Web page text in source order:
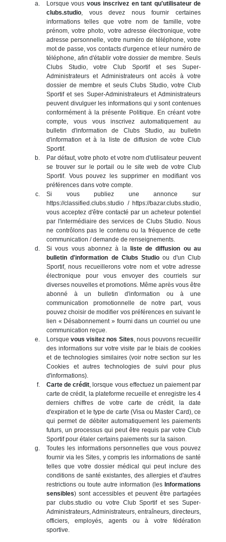
Lorsque vous vous inscrivez en tant qu'utilisateur de
clubs.studio, vous devez nous fournir certaines
informations telles que votre nom de famille, votre
prénom, votre photo, votre adresse électronique, votre
adresse personnelle, votre numéro de téléphone, votre
mot de passe, vos contacts d'urgence et leur numéro de
téléphone, afin d'établir votre dossier de membre. Seuls
Clubs Studio, votre Club Sportif et ses Super-
Administrateurs et Administrateurs ont accès à votre
dossier de membre et seuls Clubs Studio, votre Club
Sportif et ses Super-Administrateurs et Administrateurs
peuvent divulguer les informations qui y sont contenues
conformément à la présente Politique. En créant votre
compte, vous vous inscrivez automatiquement au
bulletin d'information de Clubs Studio, au bulletin
d'information et à la liste de diffusion de votre Club
Sportif.
Par défaut, votre photo et votre nom d'utilisateur peuvent
se trouver sur le portail ou le site web de votre Club
Sportif. Vous pouvez les supprimer en modifiant vos
préférences dans votre compte.
Si vous publiez une annonce sur
https://classified.clubs.studio / https://bazar.clubs.studio,
vous acceptez d'être contacté par un acheteur potentiel
par l'intermédiaire des services de Clubs Studio. Nous
ne contrôlons pas le contenu ou la fréquence de cette
communication / demande de renseignements.
Si vous vous abonnez à la liste de diffusion ou au
bulletin d'information de Clubs Studio ou d'un Club
Sportif, nous recueillerons votre nom et votre adresse
électronique pour vous envoyer des courriels sur
diverses nouvelles et promotions. Même après vous être
abonné à un bulletin d'information ou à une
communication promotionnelle de notre part, vous
pouvez choisir de modifier vos préférences en suivant le
lien « Désabonnement » fourni dans un courriel ou une
communication reçue.
Lorsquevous visitez nos Sites, nous pouvons recueillir
des informations sur votre visite par le biais de cookies
et de technologies similaires (voir notre section sur les
Cookies et autres technologies de suivi pour plus
d'informations).
Carte de crédit, lorsque vous effectuez un paiement par
carte de crédit, la plateforme recueille et enregistre les 4
derniers chiffres de votre carte de crédit, la date
d'expiration et le type de carte (Visa ou Master Card), ce
qui permet de débiter automatiquement les paiements
futurs, un processus qui peut être requis par votre Club
Sportif pour étaler certains paiements sur la saison.
Toutes les informations personnelles que vous pouvez
fournir via les Sites, y compris les informations de santé
telles que votre dossier médical qui peut inclure des
conditions de santé existantes, des allergies et d'autres
restrictions ou toute autre information (les Informations
sensibles) sont accessibles et peuvent être partagées
par clubs.studio ou votre Club Sportif et ses Super-
Administrateurs, Administrateurs, entraîneurs, directeurs,
officiers, employés, agents ou à votre fédération
sportive.